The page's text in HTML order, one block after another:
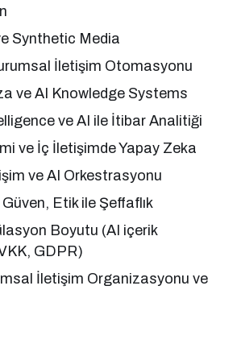
Synthetic Media
İletişim Otomasyonu
ve AI Knowledge Systems
ve AI ile İtibar Analitiği
ve İç İletişimde Yapay Zeka
ve AI Orkestrasyonu
Etik ile Şeffaflık
Boyutu (AI içerik
GDPR)
İletişim Organizasyonu ve